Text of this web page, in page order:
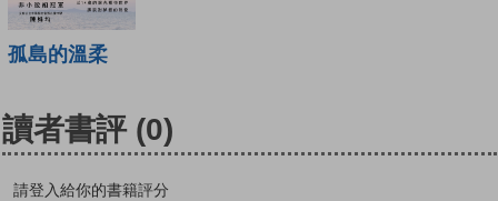
孤島的溫柔
讀者書評 (0)
請登入給你的書籍評分